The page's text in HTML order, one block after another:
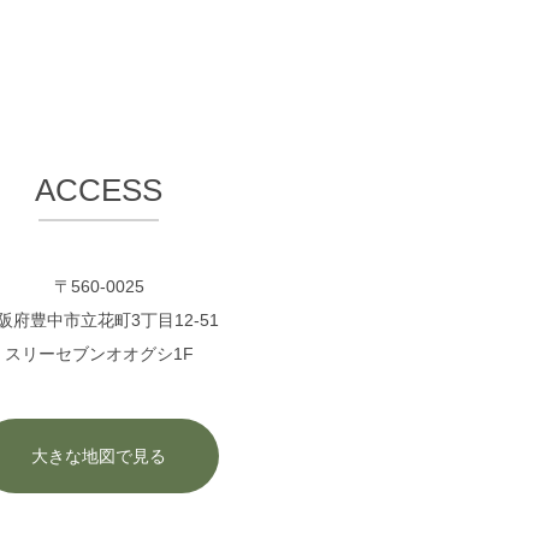
ACCESS
〒560-0025
府豊中市立花町3丁目12-51
スリーセブンオオグシ1F
大きな地図で見る